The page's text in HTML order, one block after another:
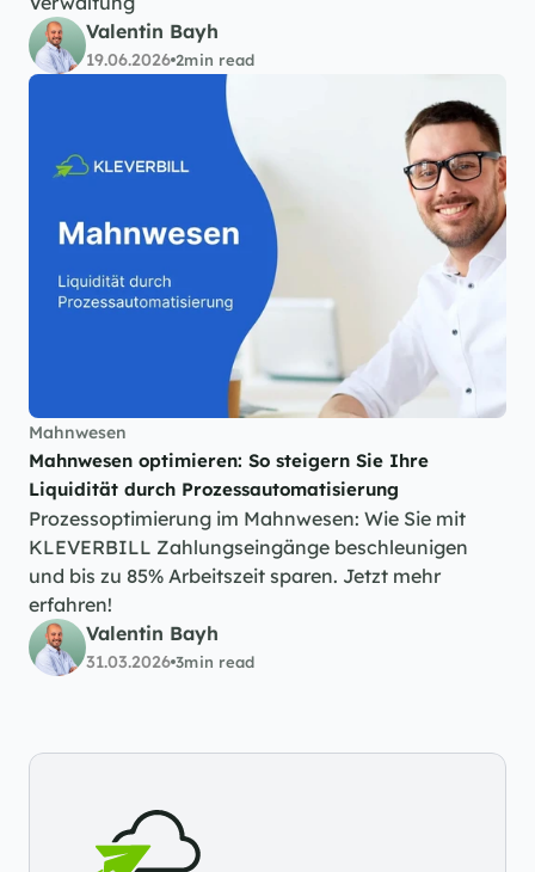
Valentin Bayh
19.06.2026 2min read
Mahnwesen
Mahnwesen optimieren: So steigern Sie Ihre
Liquidität durch Prozessautomatisierung
Prozessoptimierung im Mahnwesen: Wie Sie mit
KLEVERBILL Zahlungseingänge beschleunigen
und bis zu 85% Arbeitszeit sparen. Jetzt mehr
erfahren!
Valentin Bayh
31.03.2026 3min read